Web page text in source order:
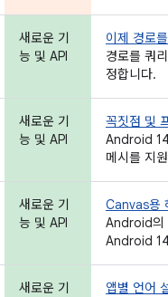
새로운 기
능 및 API
이제 경로
경로를 쿼
정합니다.
새로운 기
능 및 API
꼭짓점 및
Android 14
메시를 지
새로운 기
능 및 API
Canvas용
Android의
Android
새로운 기
앱별 언어